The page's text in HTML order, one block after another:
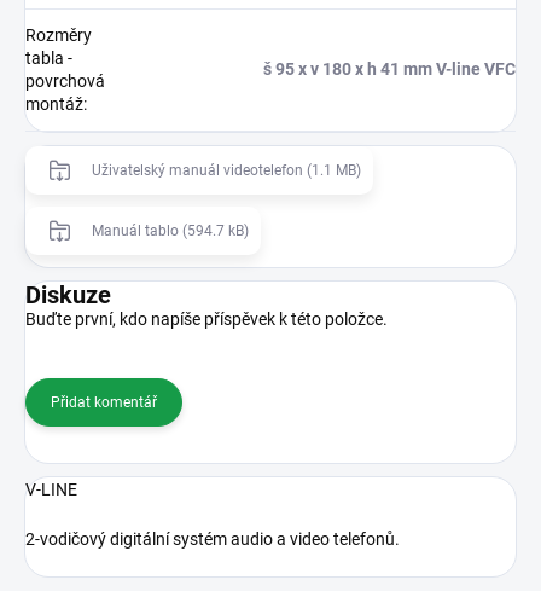
Rozměry
tabla -
povrchová
montáž:
š 95 x v 180 x h 41 mm V-line VFC
Uživatelský manuál videotelefon (1.1 MB)
Manuál tablo (594.7 kB)
Diskuze
Buďte první, kdo napíše příspěvek k této položce.
Přidat komentář
V-LINE
2-vodičový digitální systém audio a video telefonů.